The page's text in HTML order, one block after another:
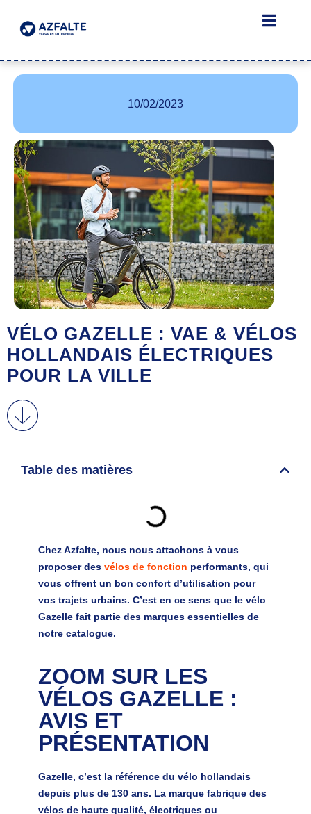
10/02/2023
VÉLO GAZELLE : VAE & VÉLOS
HOLLANDAIS ÉLECTRIQUES
POUR LA VILLE
Table des matières
Chez Azfalte, nous nous attachons à vous
proposer des vélos de fonction performants, qui
vous offrent un bon confort d’utilisation pour
vos trajets urbains. C’est en ce sens que le vélo
Gazelle fait partie des marques essentielles de
notre catalogue.
ZOOM SUR LES
VÉLOS GAZELLE :
AVIS ET
PRÉSENTATION
Gazelle, c’est la référence du vélo hollandais
depuis plus de 130 ans. La marque fabrique des
vélos de haute qualité, électriques ou